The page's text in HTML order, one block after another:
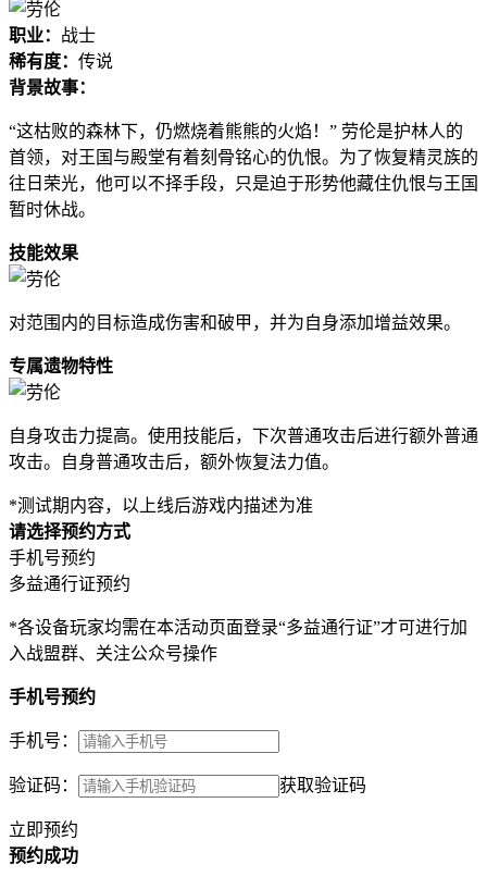
职业： 战士
稀有度： 传说
背景故事：
“这枯败的森林下，仍燃烧着熊熊的火焰！” 劳伦是护林人的
首领，对王国与殿堂有着刻骨铭心的仇恨。为了恢复精灵族的
往日荣光，他可以不择手段，只是迫于形势他藏住仇恨与王国
暂时休战。
技能效果
对范围内的目标造成伤害和破甲，并为自身添加增益效果。
专属遗物特性
自身攻击力提高。使用技能后，下次普通攻击后进行额外普通
攻击。自身普通攻击后，额外恢复法力值。
*测试期内容，以上线后游戏内描述为准
请选择预约方式
手机号预约
多益通行证预约
*各设备玩家均需在本活动页面登录“多益通行证”才可进行加
入战盟群、关注公众号操作
手机号预约
手机号：
验证码： 获取验证码
立即预约
预约成功